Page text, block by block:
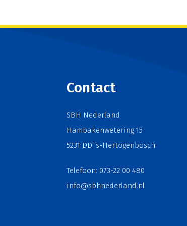
Contact
SBH Nederland
Hambakenwetering 15
5231 DD ’s-Hertogenbosch
Telefoon: 073-22 00 480
info@sbhnederland.nl